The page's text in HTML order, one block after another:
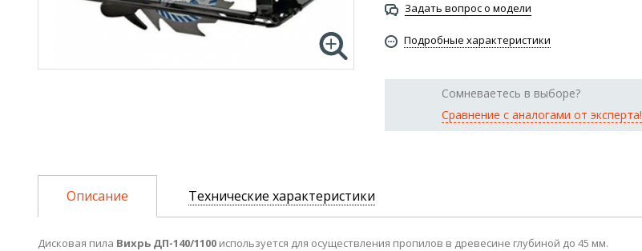
Задать вопрос о модели
Подробные характеристики
Сомневаетесь в выборе?
Сравнение с аналогами от эксперта!
Описание Технические характеристики
Дисковая пила Вихрь ДП-140/1100 используется для осуществления пропилов в древесине глубиной до 45 мм.